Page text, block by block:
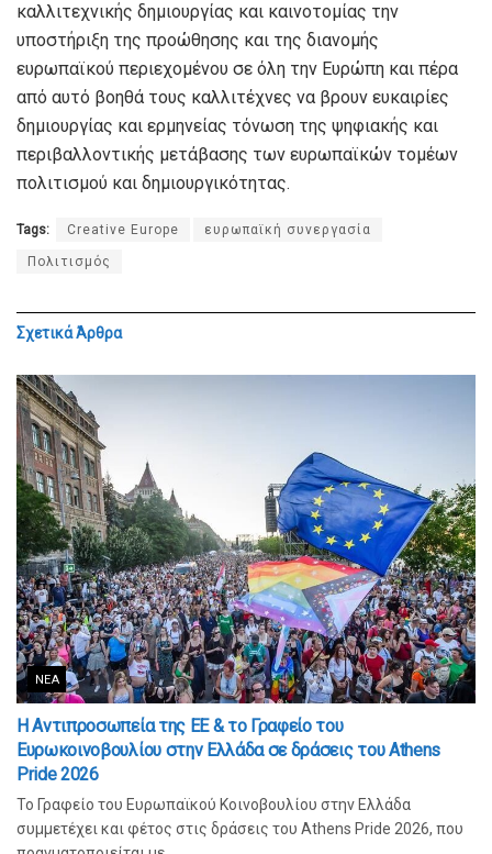
καλλιτεχνικής δημιουργίας και καινοτομίας την
υποστήριξη της προώθησης και της διανομής
ευρωπαϊκού περιεχομένου σε όλη την Ευρώπη και πέρα ​​
από αυτό βοηθά τους καλλιτέχνες να βρουν ευκαιρίες
δημιουργίας και ερμηνείας τόνωση της ψηφιακής και
περιβαλλοντικής μετάβασης των ευρωπαϊκών τομέων
πολιτισμού και δημιουργικότητας.
Tags: Creative Europe ευρωπαϊκή συνεργασία
Πολιτισμός
ΣχετικάΆρθρα
ΝΈΑ
Η Αντιπροσωπεία της ΕΕ & το Γραφείο του
Ευρωκοινοβουλίου στην Ελλάδα σε δράσεις του Athens
Pride 2026
Το Γραφείο του Ευρωπαϊκού Κοινοβουλίου στην Ελλάδα
συμμετέχει και φέτος στις δράσεις του Athens Pride 2026, που